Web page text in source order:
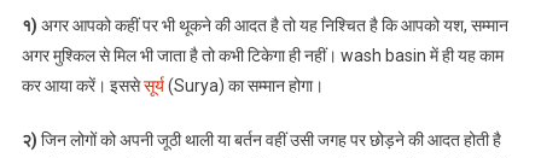
Bad
Habits
१) अगर आपको कहीं पर भी थूकने की आदत है तो यह निश्चित है कि आपको यश, सम्मान
अगर मुश्किल से मिल भी जाता है तो कभी टिकेगा ही नहीं। wash basin में ही यह काम
कर आया करें। इससेसूर्य(Surya) का सम्मान होगा।
२) जिन लोगों को अपनी जूठी थाली या बर्तन वहीं उसी जगह पर छोड़ने की आदत होती है